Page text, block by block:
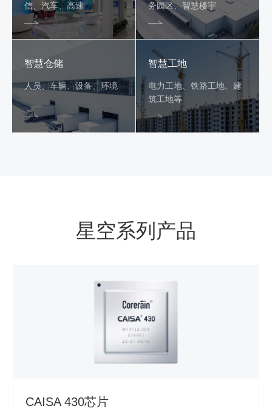
信、汽车、高速
务园区、智慧楼宇
智慧仓储
人员、车辆、设备、环境
智慧工地
电力工地、铁路工地、建
筑工地等
星空系列产品
CAISA 430芯片